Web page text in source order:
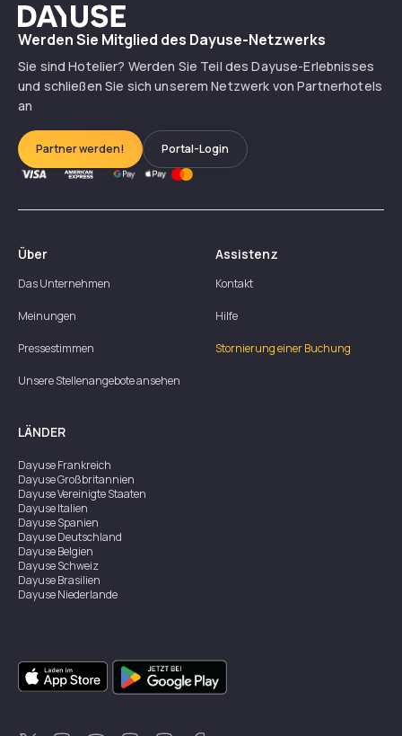
Dayuse
Werden Sie Mitglied des Dayuse-Netzwerks
Sie sind Hotelier? Werden Sie Teil des Dayuse-Erlebnisses
und schließen Sie sich unserem Netzwerk von Partnerhotels
an
Partner werden! Portal-Login
Über
Das Unternehmen
Meinungen
Pressestimmen
Unsere Stellenangebote ansehen
Assistenz
Kontakt
Hilfe
Stornierung einer Buchung
LÄNDER
DayuseFrankreich
DayuseGroßbritannien
DayuseVereinigte Staaten
DayuseItalien
DayuseSpanien
DayuseDeutschland
DayuseBelgien
DayuseSchweiz
DayuseBrasilien
DayuseNiederlande
DayuseKanada
DayuseSingapur
DayuseZweden